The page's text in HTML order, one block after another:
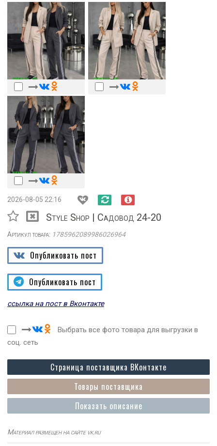
2026-08-05 22:16
Style Shop | Садовод 24-20
Артикул товара: 1785962089986026964
Опубликовать пост
Опубликовать пост
ссылка на пост в Вконтакте
Выбрать все фото товара для выгрузки в
соц. сеть
Показать описание
Товары поставщика
Страница поставщика ВКонтакте
Материал размещен на сайте vk.ru